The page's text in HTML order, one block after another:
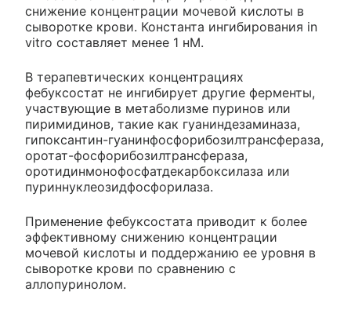
снижение концентрации мочевой кислоты в
сыворотке крови. Константа ингибирования in
vitro составляет менее 1 нМ.
В терапевтических концентрациях
фебуксостат не ингибирует другие ферменты,
участвующие в метаболизме пуринов или
пиримидинов, такие как гуаниндезаминаза,
гипоксантин-гуанинфосфорибозилтрансфераза,
оротат-фосфорибозилтрансфераза,
оротидинмонофосфатдекарбоксилаза или
пуриннуклеозидфосфорилаза.
Применение фебуксостата приводит к более
эффективному снижению концентрации
мочевой кислоты и поддержанию ее уровня в
сыворотке крови по сравнению с
аллопуринолом.